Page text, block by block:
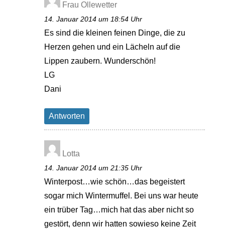
Frau Ollewetter
14. Januar 2014 um 18:54 Uhr
Es sind die kleinen feinen Dinge, die zu
Herzen gehen und ein Lächeln auf die
Lippen zaubern. Wunderschön!
LG
Dani
Antworten
Lotta
14. Januar 2014 um 21:35 Uhr
Winterpost…wie schön…das begeistert
sogar mich Wintermuffel. Bei uns war heute
ein trüber Tag…mich hat das aber nicht so
gestört, denn wir hatten sowieso keine Zeit